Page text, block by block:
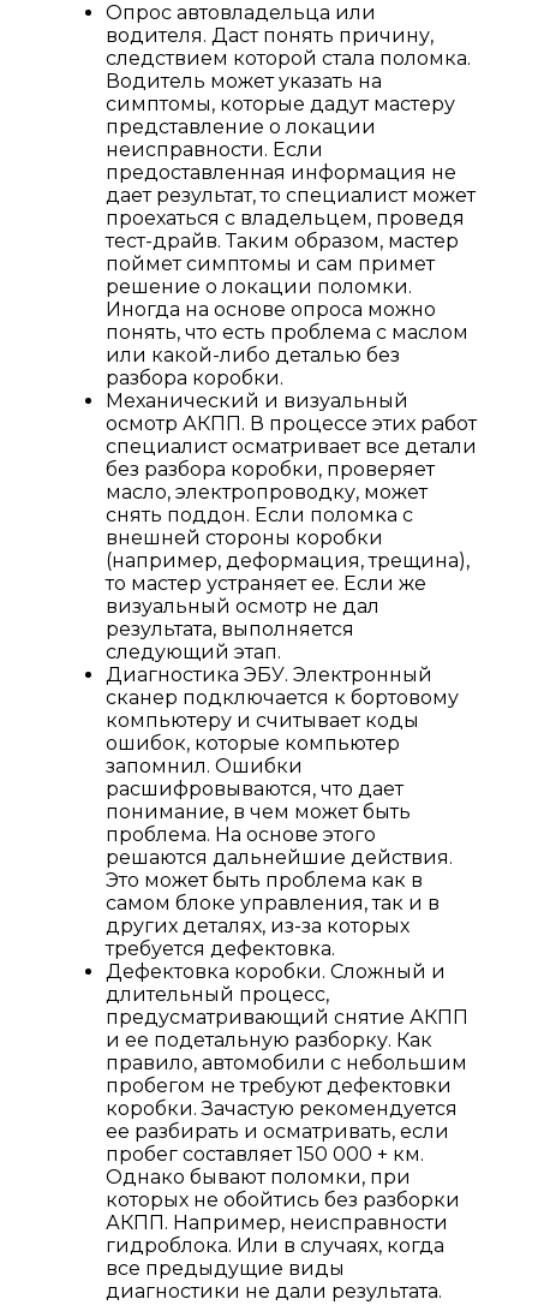
Опрос автовладельца или
водителя. Даст понять причину,
следствием которой стала поломка.
Водитель может указать на
симптомы, которые дадут мастеру
представление о локации
неисправности. Если
предоставленная информация не
дает результат, то специалист может
проехаться с владельцем, проведя
тест-драйв. Таким образом, мастер
поймет симптомы и сам примет
решение о локации поломки.
Иногда на основе опроса можно
понять, что есть проблема с маслом
или какой-либо деталью без
разбора коробки.
Механический и визуальный
осмотр АКПП. В процессе этих работ
специалист осматривает все детали
без разбора коробки, проверяет
масло, электропроводку, может
снять поддон. Если поломка с
внешней стороны коробки
(например, деформация, трещина),
то мастер устраняет ее. Если же
визуальный осмотр не дал
результата, выполняется
следующий этап.
Диагностика ЭБУ. Электронный
сканер подключается к бортовому
компьютеру и считывает коды
ошибок, которые компьютер
запомнил. Ошибки
расшифровываются, что дает
понимание, в чем может быть
проблема. На основе этого
решаются дальнейшие действия.
Это может быть проблема как в
самом блоке управления, так и в
других деталях, из-за которых
требуется дефектовка.
Дефектовка коробки. Сложный и
длительный процесс,
предусматривающий снятие АКПП
и ее подетальную разборку. Как
правило, автомобили с небольшим
пробегом не требуют дефектовки
коробки. Зачастую рекомендуется
ее разбирать и осматривать, если
пробег составляет 150 000 + км.
Однако бывают поломки, при
которых не обойтись без разборки
АКПП. Например, неисправности
гидроблока. Или в случаях, когда
все предыдущие виды
диагностики не дали результата.